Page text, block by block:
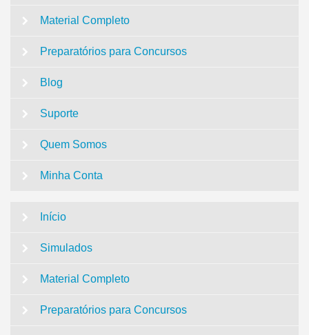
Material Completo
Preparatórios para Concursos
Blog
Suporte
Quem Somos
Minha Conta
Início
Simulados
Material Completo
Preparatórios para Concursos